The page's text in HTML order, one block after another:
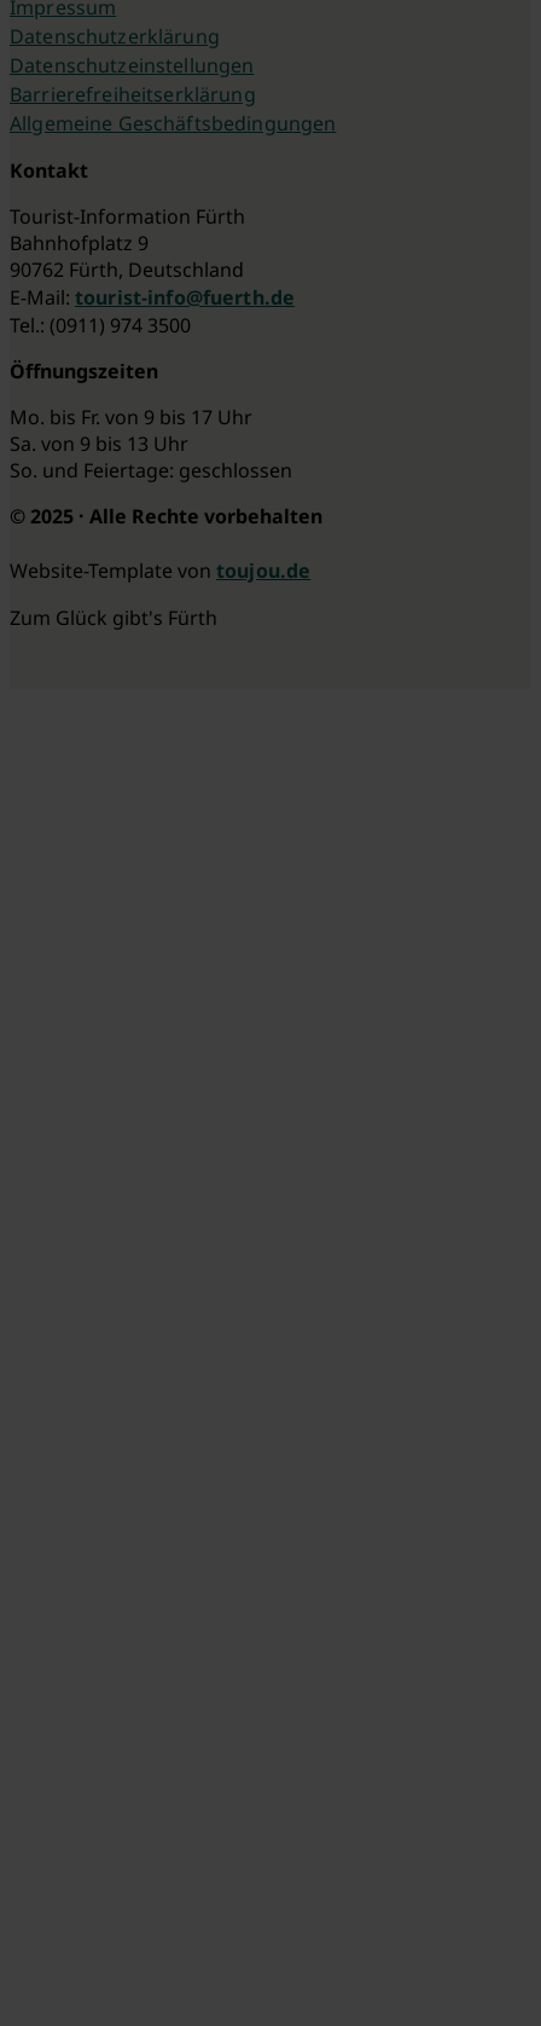
Impressum
Datenschutzerklärung
Datenschutzeinstellungen
Barrierefreiheitserklärung
Allgemeine Geschäftsbedingungen
Kontakt
Tourist-Information Fürth
Bahnhofplatz 9
90762 Fürth, Deutschland
E-Mail: tourist-info@fuerth.de
Tel.: (0911) 974 3500
Öffnungszeiten
Mo. bis Fr. von 9 bis 17 Uhr
Sa. von 9 bis 13 Uhr
So. und Feiertage: geschlossen
© 2025 · Alle Rechte vorbehalten
Website-Template von toujou.de
Zum Glück gibt's Fürth